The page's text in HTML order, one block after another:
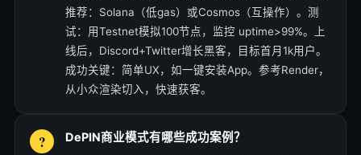
推荐：Solana（低gas）或Cosmos（互操作）。测
试：用Testnet模拟100节点，监控 uptime>99%。上
线后，Discord+Twitter增长黑客，目标首月1k用户。
成功关键：简单UX，如一键安装App。参考Render，
从小众渲染切入，快速获客。
DePIN商业模式有哪些成功案例？